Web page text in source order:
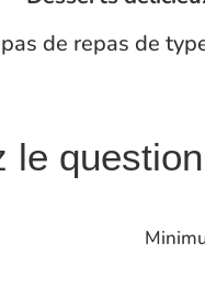
de repas de
le